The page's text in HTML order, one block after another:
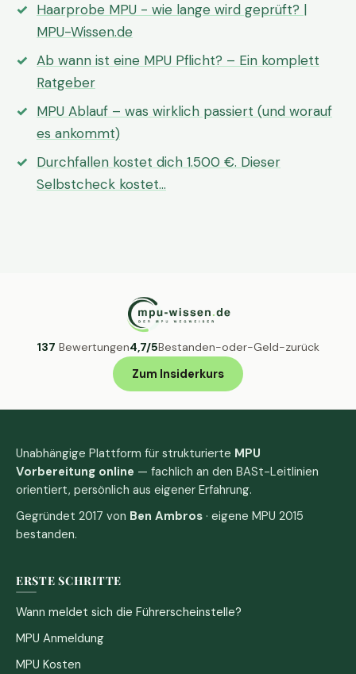
Haarprobe MPU - wie lange wird geprüft? |
MPU-Wissen.de
Ab wann ist eine MPU Pflicht? – Ein komplett
Ratgeber
MPU Ablauf – was wirklich passiert (und worauf
es ankommt)
Durchfallen kostet dich 1.500 €. Dieser
Selbstcheck kostet…
137 Bewertungen4,7/5Bestanden-oder-Geld-zurück
Zum Insiderkurs
Unabhängige Plattform für strukturierte MPU
Vorbereitung online — fachlich an den BASt-Leitlinien
orientiert, persönlich aus eigener Erfahrung.
Gegründet 2017 von Ben Ambros · eigene MPU 2015
bestanden.
ERSTE SCHRITTE
Wann meldet sich die Führerscheinstelle?
MPU Anmeldung
MPU Kosten